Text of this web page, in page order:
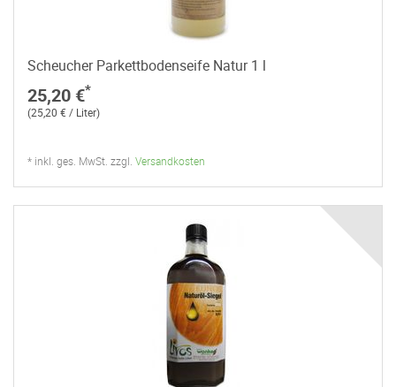
Scheucher Parkettbodenseife Natur 1 l
25,20 €*
(25,20 € / Liter)
* inkl. ges. MwSt. zzgl. Versandkosten